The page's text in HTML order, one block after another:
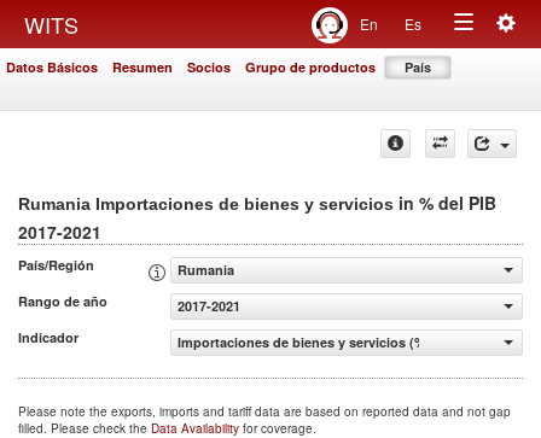
WITS En Es
Toggle
Datos Básicos Resumen Socios Grupo de productos País
Rumania Importaciones de bienes y servicios in % del PIB
2017-2021
País/Región
Rumania
Rango de año
2017-2021
Indicador
Importaciones de bienes y servicios (% del PIB)
Please note the exports, imports and tariff data are based on reported data and not gap
filled. Please check the Data Availability for coverage.